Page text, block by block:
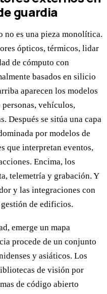
guardia
es una pieza monolítica.
ópticos, térmicos, lidar
de cómputo con
basados en silicio
aparecen los modelos
vehículos,
Después se sitúa una capa
por modelos de
que interpretan eventos,
Encima, los
telemetría y grabación. Y
y las integraciones con
de edificios.
emerge un mapa
procede de un conjunto
y asiáticos. Los
de visión por
de código abierto